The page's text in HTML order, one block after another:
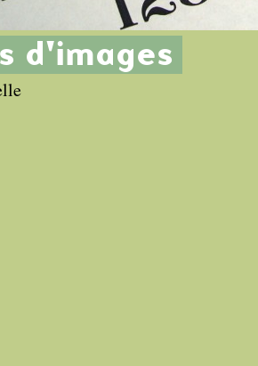
d'images